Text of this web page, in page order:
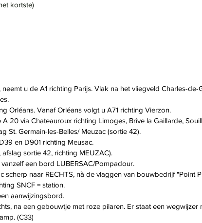
kortste)
neemt u de A1 richting Parijs. Vlak na het vliegveld Charles-
Orléans. Vanaf Orléans volgt u A71 richting Vierzon.
20 via Chateauroux richting Limoges, Brive la Gaillarde,
St. Germain-les-Belles/ Meuzac (sortie 42).
en D901 richting Meusac.
sortie 42, richting MEUZAC).
een bord LUBERSAC/Pompadour.
scherp naar RECHTS, nà de vlaggen van bouwbedrijf "Point
SNCF = station.
aanwijzingsbord.
na een gebouwtje met roze pilaren. Er staat een wegwijzer
(C33)